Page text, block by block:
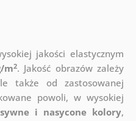
jakości elastycznym
m2. Jakość obrazów zależy
także od zastosowanej
powoli, w wysokiej
i nasycone kolory,